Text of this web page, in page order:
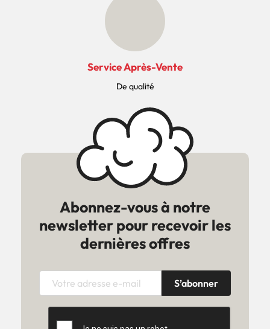
Service Après-Vente
De qualité
Abonnez-vous à notre
newsletter pour recevoir les
dernières offres